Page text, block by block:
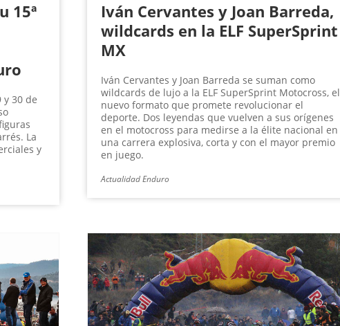
15ª
y 30 de
La
y
Iván Cervantes y Joan Barreda,
wildcards en la ELF SuperSprint
MX
Iván Cervantes y Joan Barreda se suman como
wildcards de lujo a la ELF SuperSprint Motocross, el
nuevo formato que promete revolucionar el
deporte. Dos leyendas que vuelven a sus orígenes
en el motocross para medirse a la élite nacional en
una carrera explosiva, corta y con el mayor premio
en juego.
Actualidad Enduro